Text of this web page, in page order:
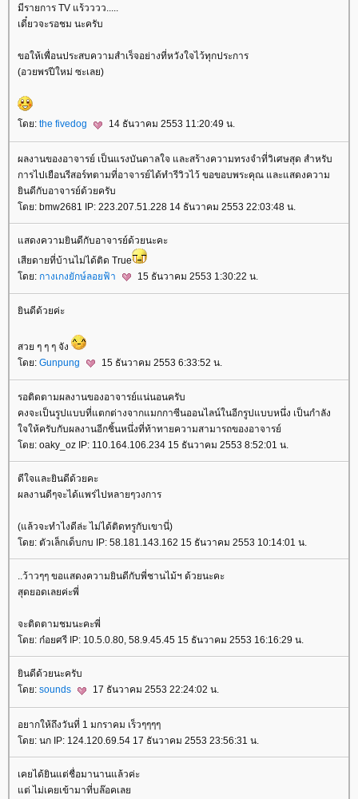
มีรายการ TV แร้วววว.....
เดี๋ยวจะรอชม นะครับ
ขอให้เพื่อนประสบความสำเร็จอย่างที่หวังใจไว้ทุกประการ
(อวยพรปีใหม่ ซะเลย)
ดย: the fivedog 14 ธันวาคม 2553 11:20:49 น.
ผลงานของอาจารย์ เป็นแรงบันดาลใจ และสร้างความทรงจำที่วิเศษสุด สำหรับ
การไปเยือนรีสอร์ทตามที่อาจารย์ได้ทำรีวิวไว้ ขอขอบพระคุณ และแสดงความ
ินดีกับอาจารย์ด้วยครับ
ดย: bmw2681 IP: 223.207.51.228 14 ธันวาคม 2553 22:03:48 น.
สดงความยินดีกับอาจารย์ด้วยนะคะ
เสียดายที่บ้านไม่ได้ติด True
ดย: กางเกงยักษ์ลอยฟ้า 15 ธันวาคม 2553 1:30:22 น.
ินดีด้วยค่ะ
สวย ๆ ๆ ๆ จัง
ดย: Gunpung 15 ธันวาคม 2553 6:33:52 น.
รอติดตามผลงานของอาจารย์แน่นอนครับ
คงจะเป็นรูปแบบที่แตกต่างจากแมกกาซีนออนไลน์ในอีกรูปแบบหนึ่ง เป็นกำลัง
จให้ครับกับผลงานอีกชิ้นหนึ่งที่ท้าทายความสามารถของอาจารย์
ดย: oaky_oz IP: 110.164.106.234 15 ธันวาคม 2553 8:52:01 น.
ดีใจและยินดีด้วยคะ
ผลงานดีๆจะได้แพร่ไปหลายๆวงการ
(แล้วจะทำไงดีล่ะ ไม่ได้ติดทรูกับเขานี่)
ดย: ตัวเล็กเด็บกบ IP: 58.181.143.162 15 ธันวาคม 2553 10:14:01 น.
..ว้าวๆๆ ขอแสดงความยินดีกับพี่ชานไม้ฯ ด้วยนะคะ
สุดยอดเลยค่ะพี่
จะติดตามชมนะคะพี่
ดย: ก๋อยศรี IP: 10.5.0.80, 58.9.45.45 15 ธันวาคม 2553 16:16:29 น.
ินดีด้วยนะครับ
ดย: sounds 17 ธันวาคม 2553 22:24:02 น.
อยากให้ถึงวันที่ 1 มกราคม เร็วๆๆๆๆ
ดย: นก IP: 124.120.69.54 17 ธันวาคม 2553 23:56:31 น.
เคยได้ยินแต่ชื่อมานานแล้วค่ะ
ต่ ไม่เคยเข้ามาที่บล๊อคเล